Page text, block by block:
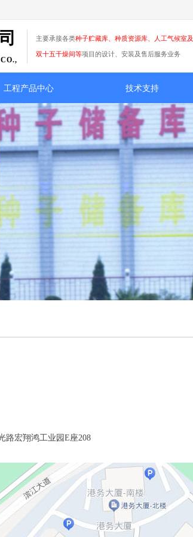
主要承接各类种子贮藏库、种质资源库、人工气候室
双十五干燥间等项目的设计、安装及售后服务业务
工程产品中心 技术支持
信至上
路宏翔鸿工业园E座208